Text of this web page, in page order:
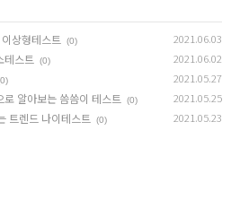
상형테스트
(0) 2021.06.03
테스트 (0) 2021.06.02
2021.05.27
알아보는 씀씀이 테스트 (0) 2021.05.25
트렌드 나이테스트 (0) 2021.05.23